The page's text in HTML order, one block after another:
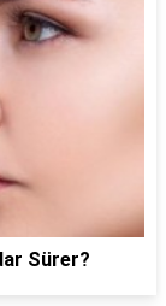
Sürer?